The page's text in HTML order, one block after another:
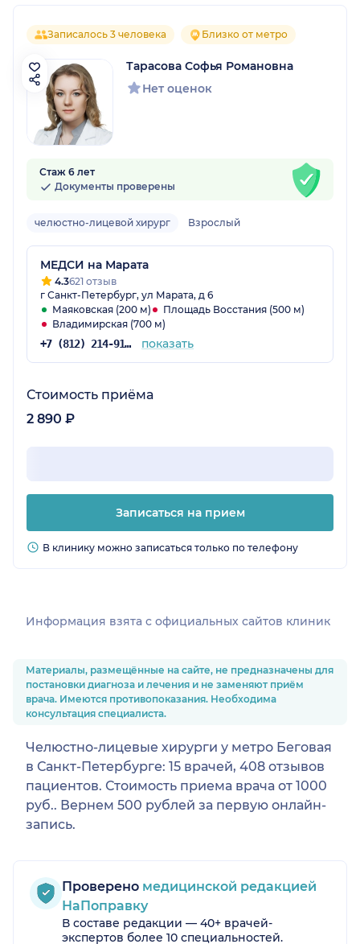
Записалось 3 человека Близко от метро
Тарасова Софья Романовна
Нет оценок
Стаж 6 лет
Документы проверены
челюстно-лицевой хирург Взрослый
МЕДСИ на Марата
4.3621 отзыв
г Санкт-Петербург, ул Марата, д 6
Маяковская (200 м)
Площадь Восстания (500 м)
Владимирская (700 м)
+7 (812) 214-91-98 показать
Стоимость приёма
2 890 ₽
Записаться на прием
В клинику можно записаться только по телефону
Информация взята c официальных сайтов клиник
Материалы, размещённые на сайте, не предназначены для
постановки диагноза и лечения и не заменяют приём
врача. Имеются противопоказания. Необходима
консультация специалиста.
Челюстно-лицевые хирурги у метро Беговая
в Санкт-Петербурге: 15 врачей, 408 отзывов
пациентов. Стоимость приема врача от 1000
руб.. Вернем 500 рублей за первую онлайн-
запись.
Проверено медицинской редакцией
НаПоправку
В составе редакции — 40+ врачей-
экспертов более 10 специальностей.